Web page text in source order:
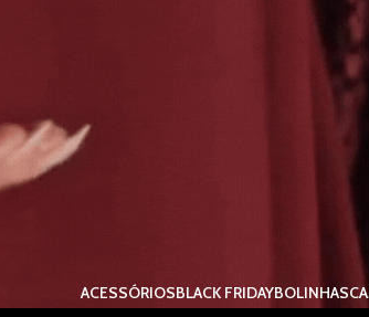
ACESSÓRIOSBLACK FRIDAYBOLINHAS